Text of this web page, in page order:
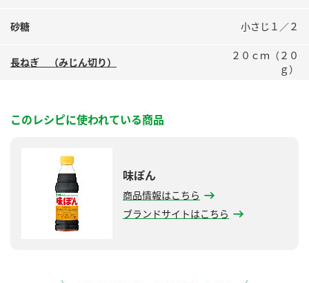
業務用サイト 製造所固有記号一覧
砂糖 小さじ１／２
長ねぎ （みじん切り）
２０ｃｍ（２０
ｇ）
このレシピに使われている商品
味ぽん
商品情報はこちら
ブランドサイトはこちら